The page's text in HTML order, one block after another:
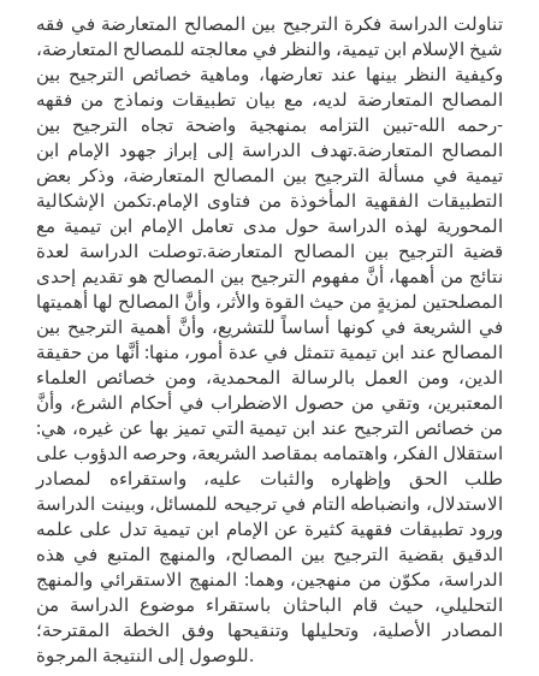
تناولت الدراسة فكرة الترجيح بين المصالح المتعارضة في فقه
شيخ الإسلام ابن تيمية، والنظر في معالجته للمصالح المتعارضة،
وكيفية النظر بينها عند تعارضها، وماهية خصائص الترجيح بين
المصالح المتعارضة لديه، مع بيان تطبيقات ونماذج من فقهه
-رحمه الله-تبين التزامه بمنهجية واضحة تجاه الترجيح بين
المصالح المتعارضة.تهدف الدراسة إلى إبراز جهود الإمام ابن
تيمية في مسألة الترجيح بين المصالح المتعارضة، وذكر بعض
التطبيقات الفقهية المأخوذة من فتاوى الإمام.تكمن الإشكالية
المحورية لهذه الدراسة حول مدى تعامل الإمام ابن تيمية مع
قضية الترجيح بين المصالح المتعارضة.توصلت الدراسة لعدة
نتائج من أهمها، أنَّ مفهوم الترجيح بين المصالح هو تقديم إحدى
المصلحتين لمزيةٍ من حيث القوة والأثر، وأنَّ المصالح لها أهميتها
في الشريعة في كونها أساساً للتشريع، وأنَّ أهمية الترجيح بين
المصالح عند ابن تيمية تتمثل في عدة أمور، منها: أنَّها من حقيقة
الدين، ومن العمل بالرسالة المحمدية، ومن خصائص العلماء
المعتبرين، وتقي من حصول الاضطراب في أحكام الشرع، وأنَّ
من خصائص الترجيح عند ابن تيمية التي تميز بها عن غيره، هي:
استقلال الفكر، واهتمامه بمقاصد الشريعة، وحرصه الدؤوب على
طلب الحق وإظهاره والثبات عليه، واستقراءه لمصادر
الاستدلال، وانضباطه التام في ترجيحه للمسائل، وبينت الدراسة
ورود تطبيقات فقهية كثيرة عن الإمام ابن تيمية تدل على علمه
الدقيق بقضية الترجيح بين المصالح، والمنهج المتبع في هذه
الدراسة، مكوّن من منهجين، وهما: المنهج الاستقرائي والمنهج
التحليلي، حيث قام الباحثان باستقراء موضوع الدراسة من
المصادر الأصلية، وتحليلها وتنقيحها وفق الخطة المقترحة؛
للوصول إلى النتيجة المرجوة.